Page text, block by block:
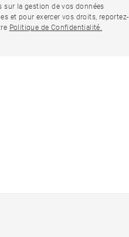
sur la gestion de vos données
et pour exercer vos droits, reportez-
Politique de Confidentialité.